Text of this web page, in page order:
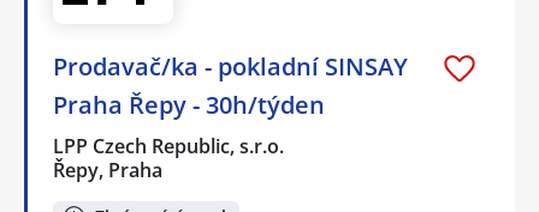
Prodavač/ka - pokladní SINSAY
Praha Řepy - 30h/týden
LPP Czech Republic, s.r.o.
Řepy, Praha